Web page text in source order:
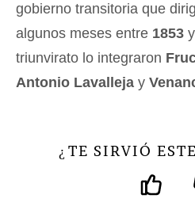
gobierno transitoria que
algunos meses entre 1853 y
triunvirato lo integraron
Antonio Lavalleja y
¿ TE SIRVIÓ